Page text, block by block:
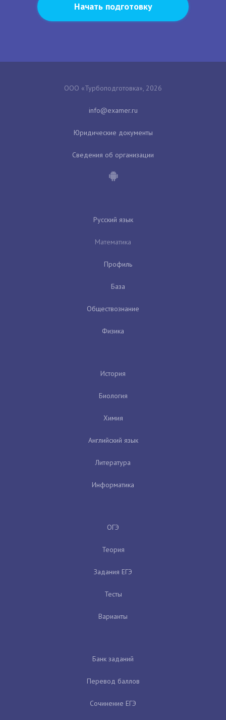
Начать подготовку
ООО «Турбоподготовка», 2026
Юридические документы
Сведения об организации
Русский язык
Математика
Профиль
База
Обществознание
Физика
История
Биология
Химия
Английский язык
Литература
Информатика
ОГЭ
Теория
Задания ЕГЭ
Тесты
Варианты
Банк заданий
Перевод баллов
Сочинение ЕГЭ